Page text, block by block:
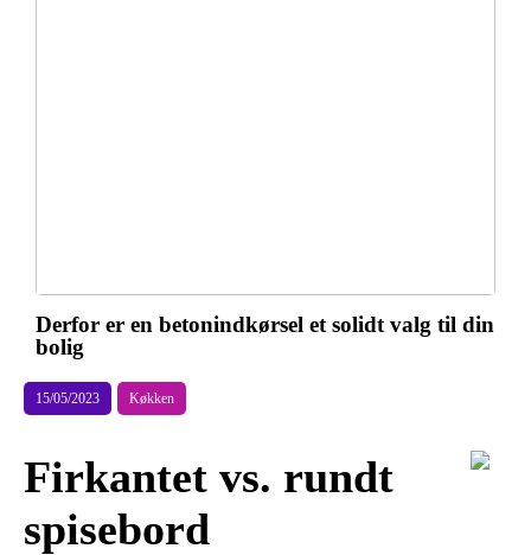
Derfor er en betonindkørsel et solidt valg til din
bolig
15/05/2023 Køkken
Firkantet vs. rundt
spisebord